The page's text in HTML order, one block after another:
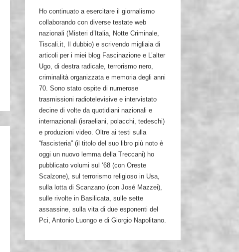
Ho continuato a esercitare il giornalismo
collaborando con diverse testate web
nazionali (Misteri d’Italia, Notte Criminale,
Tiscali.it, Il dubbio) e scrivendo migliaia di
articoli per i miei blog Fascinazione e L’alter
Ugo, di destra radicale, terrorismo nero,
criminalità organizzata e memoria degli anni
70. Sono stato ospite di numerose
trasmissioni radiotelevisive e intervistato
decine di volte da quotidiani nazionali e
internazionali (israeliani, polacchi, tedeschi)
e produzioni video. Oltre ai testi sulla
“fascisteria” (il titolo del suo libro più noto è
oggi un nuovo lemma della Treccani) ho
pubblicato volumi sul ‘68 (con Oreste
Scalzone), sul terrorismo religioso in Usa,
sulla lotta di Scanzano (con José Mazzei),
sulle rivolte in Basilicata, sulle sette
assassine, sulla vita di due esponenti del
Pci, Antonio Luongo e di Giorgio Napolitano.